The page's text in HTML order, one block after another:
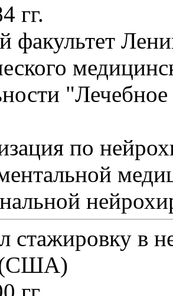
гг.
факультет
по
стажировку в
(США)